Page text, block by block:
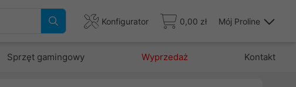
Konfigurator 0,00 zł Mój Proline
Sprzęt gamingowy Wyprzedaż Kontakt